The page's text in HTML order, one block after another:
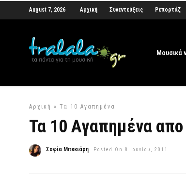
August 7, 2026 Αρχική Συνεντεύξεις Ρεπορτάζ
Μουσικά
Αρχική » Τα 10 Αγαπημένα
Τα 10 Αγαπημένα
Σοφία Μπεκιάρη Posted On 8 Ιουνίου, 2011